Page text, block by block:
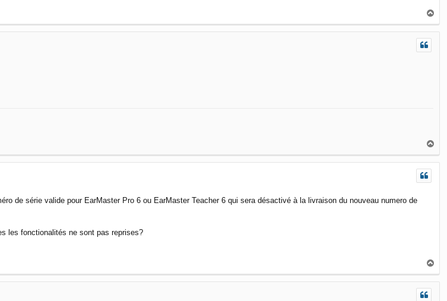
o
p
p
de série valide pour EarMaster Pro 6 ou EarMaster Teacher 6 qui sera désactivé à la livraison du nouveau numero de
les fonctionalités ne sont pas reprises?
o
p